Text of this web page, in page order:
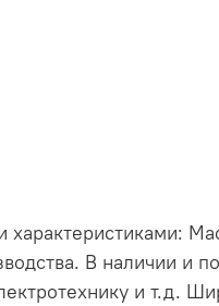
В наличии
и т.д.